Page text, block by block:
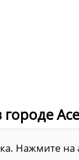
Нажмите